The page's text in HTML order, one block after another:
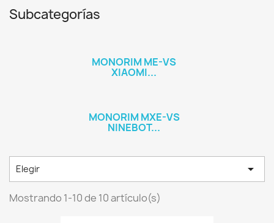
Subcategorías
MONORIM ME-VS
XIAOMI...
MONORIM MXE-VS
NINEBOT...
Elegir 
Mostrando 1-10 de 10 artículo(s)